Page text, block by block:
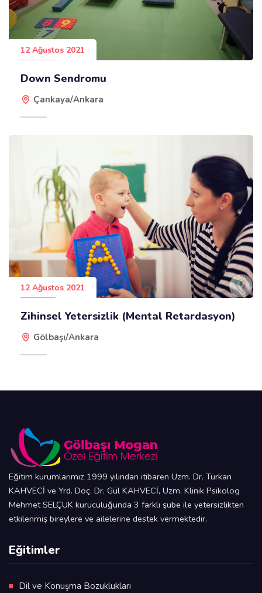
12 Ağustos 2021
Down Sendromu
Çankaya/Ankara
12 Ağustos 2021
Zihinsel Yetersizlik (Mental Retardasyon)
Gölbaşı/Ankara
Eğitim kurumlarımız 1999 yılından itibaren Uzm. Dr. Türkan
KAHVECİ ve Yrd. Doç. Dr. Gül KAHVECİ, Uzm. Klinik Psikolog
Mehmet SELÇUK kuruculuğunda 3 farklı şube ile yetersizlikten
etkilenmiş bireylere ve ailelerine destek vermektedir.
Eğitimler
Dil ve Konuşma Bozuklukları